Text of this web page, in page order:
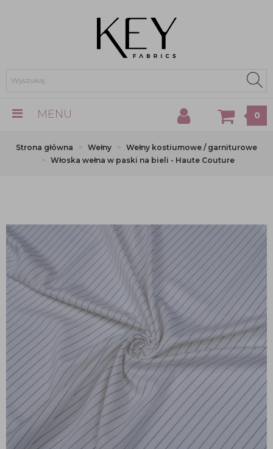
MENU 0
Strona główna Wełny
Wełny kostiumowe / garniturowe
Włoska wełna w paski na bieli - Haute Couture